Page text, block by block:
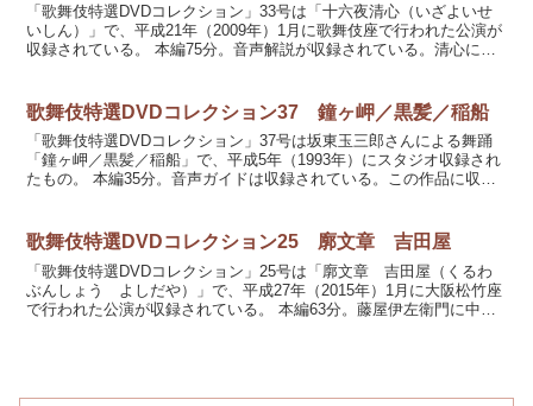
「歌舞伎特選DVDコレクション」33号は「十六夜清心（いざよいせ
いしん）」で、平成21年（2009年）1月に歌舞伎座で行われた公演が
収録されている。 本編75分。音声解説が収録されている。清心に尾
歌舞伎特選DVDコレクション37 鐘ヶ岬／黒髪／稲船
「歌舞伎特選DVDコレクション」37号は坂東玉三郎さんによる舞踊
「鐘ヶ岬／黒髪／稲船」で、平成5年（1993年）にスタジオ収録され
たもの。 本編35分。音声ガイドは収録されている。この作品に収録
歌舞伎特選DVDコレクション25 廓文章 吉田屋
「歌舞伎特選DVDコレクション」25号は「廓文章 吉田屋（くるわ
ぶんしょう よしだや）」で、平成27年（2015年）1月に大阪松竹座
で行われた公演が収録されている。 本編63分。藤屋伊左衛門に中村